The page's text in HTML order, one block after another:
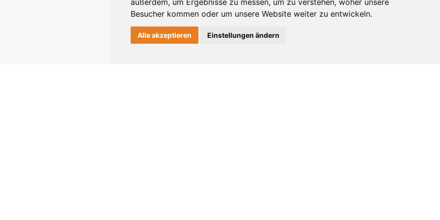
außerdem, um Ergebnisse zu messen, um zu verstehen, woher unsere
Besucher kommen oder um unsere Website weiter zu entwickeln.
Alle akzeptieren Einstellungen ändern